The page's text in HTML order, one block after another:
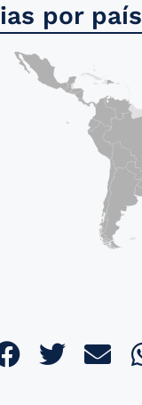
por país